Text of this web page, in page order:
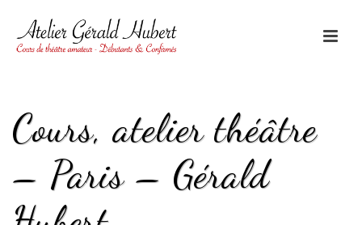
Cours, atelier théâtre
– Paris – Gérald